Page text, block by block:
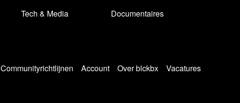
Tech & Media
Documentaires
Communityrichtlijnen Account Over blckbx Vacatures